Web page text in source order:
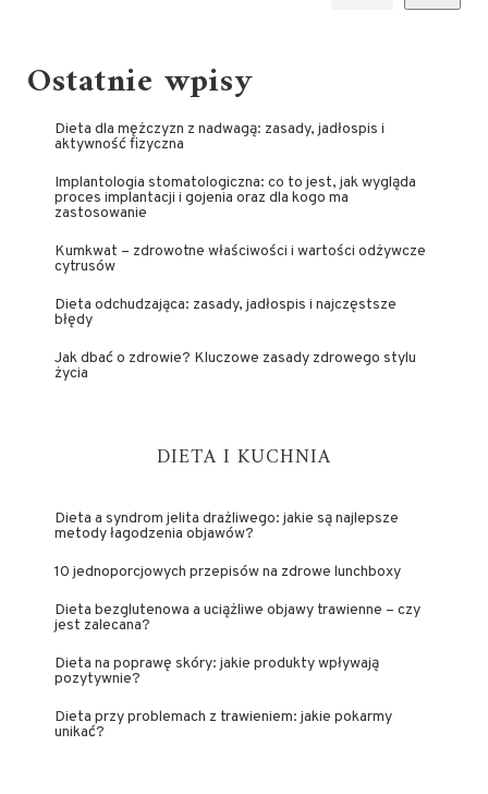
Ostatnie wpisy
Dieta dla mężczyzn z nadwagą: zasady, jadłospis i
aktywność fizyczna
Implantologia stomatologiczna: co to jest, jak wygląda
proces implantacji i gojenia oraz dla kogo ma
zastosowanie
Kumkwat – zdrowotne właściwości i wartości odżywcze
cytrusów
Dieta odchudzająca: zasady, jadłospis i najczęstsze
błędy
Jak dbać o zdrowie? Kluczowe zasady zdrowego stylu
życia
DIETA I KUCHNIA
Dieta a syndrom jelita drażliwego: jakie są najlepsze
metody łagodzenia objawów?
10 jednoporcjowych przepisów na zdrowe lunchboxy
Dieta bezglutenowa a uciążliwe objawy trawienne – czy
jest zalecana?
Dieta na poprawę skóry: jakie produkty wpływają
pozytywnie?
Dieta przy problemach z trawieniem: jakie pokarmy
unikać?